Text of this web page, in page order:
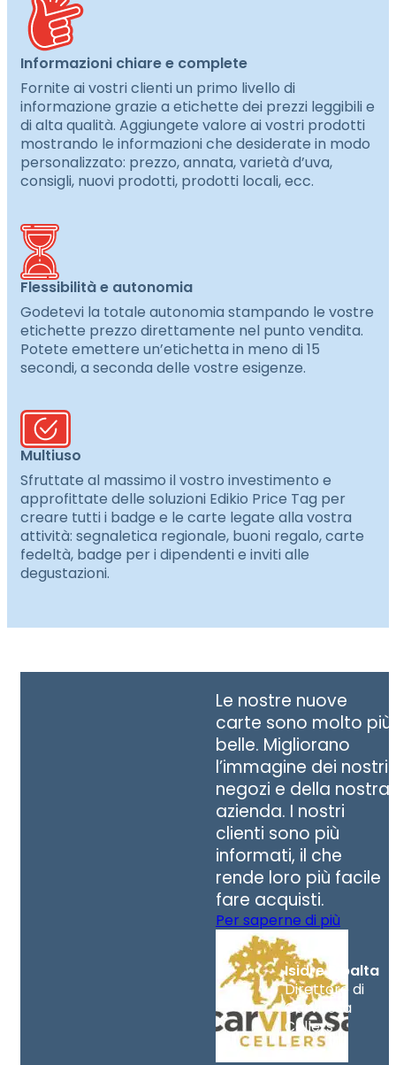
Informazioni chiare e complete
Fornite ai vostri clienti un primo livello di
informazione grazie a etichette dei prezzi leggibili e
di alta qualità. Aggiungete valore ai vostri prodotti
mostrando le informazioni che desiderate in modo
personalizzato: prezzo, annata, varietà d’uva,
consigli, nuovi prodotti, prodotti locali, ecc.
Flessibilità e autonomia
Godetevi la totale autonomia stampando le vostre
etichette prezzo direttamente nel punto vendita.
Potete emettere un’etichetta in meno di 15
secondi, a seconda delle vostre esigenze.
Multiuso
Sfruttate al massimo il vostro investimento e
approfittate delle soluzioni Edikio Price Tag per
creare tutti i badge e le carte legate alla vostra
attività: segnaletica regionale, buoni regalo, carte
fedeltà, badge per i dipendenti e inviti alle
degustazioni.
Le nostre nuove
carte sono molto più
belle. Migliorano
l’immagine dei nostri
negozi e della nostra
azienda. I nostri
clienti sono più
informati, il che
rende loro più facile
fare acquisti.
Per saperne di più
Isidre Ribalta
Direttore di
Carviresa
Cellers